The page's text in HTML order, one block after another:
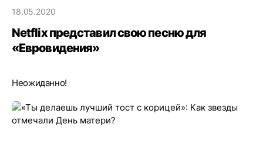
18.05.2020
Netflix представил свою песню для
«Евровидения»
Неожиданно!